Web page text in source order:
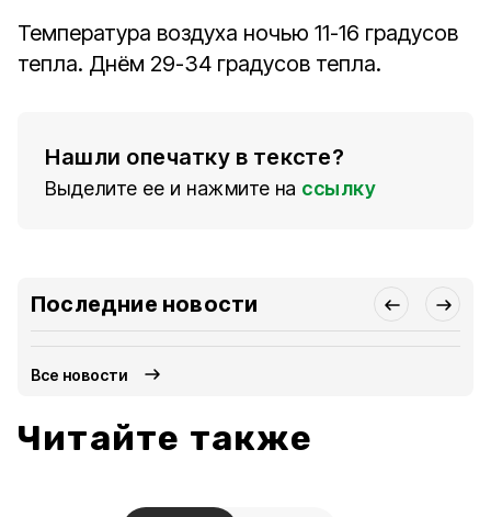
Температура воздуха ночью 11-16 градусов
тепла. Днём 29-34 градусов тепла.
Нашли опечатку в тексте?
Выделите ее и нажмите на ссылку
Последние новости
Все новости
Читайте также